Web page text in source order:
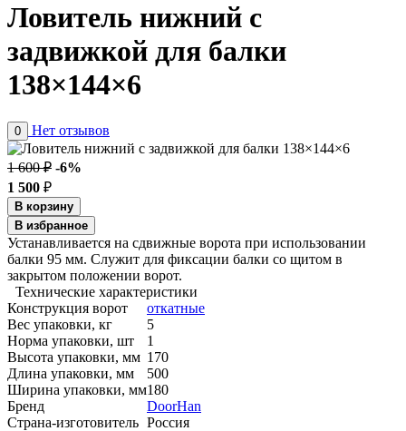
Ловитель нижний с
задвижкой для балки
138×144×6
0 Нет отзывов
1 600 ₽ -6%
1 500 ₽
В корзину
В избранное
Устанавливается на сдвижные ворота при использовании
балки 95 мм. Служит для фиксации балки со щитом в
закрытом положении ворот.
Технические характеристики
Конструкция ворот
откатные
Вес упаковки, кг
5
Норма упаковки, шт
1
Высота упаковки, мм 170
Длина упаковки, мм
500
Ширина упаковки, мм180
Бренд
DoorHan
Страна-изготовитель Россия